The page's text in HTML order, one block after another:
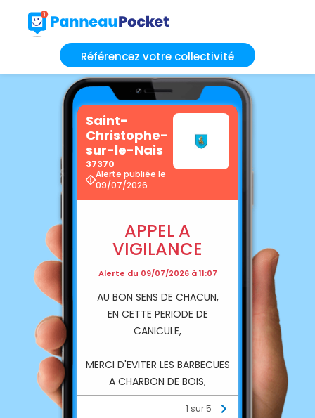
Référencez votre collectivité
Saint-
Christophe-
sur-le-Nais
37370
Alerte publiée le
09/07/2026
APPEL A
VIGILANCE
Alerte du 09/07/2026 à 11:07
AU BON SENS DE CHACUN,
EN CETTE PERIODE DE
CANICULE,
MERCI D'EVITER LES BARBECUES
A CHARBON DE BOIS,
LES BRULAGES DE VEGETAUX
1 sur 5